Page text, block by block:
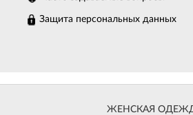
Защита персональных данных
ЖЕНСКАЯ